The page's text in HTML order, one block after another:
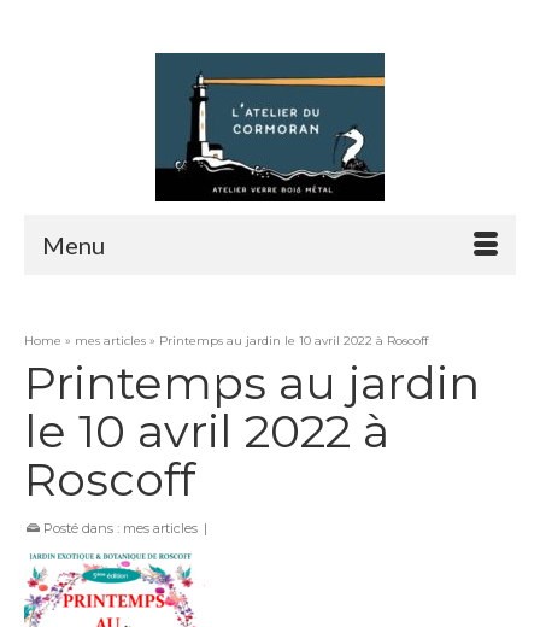
Menu
Home » mes articles » Printemps au jardin le 10 avril 2022 à Roscoff
Printemps au jardin
le 10 avril 2022 à
Roscoff
Posté dans : mes articles |